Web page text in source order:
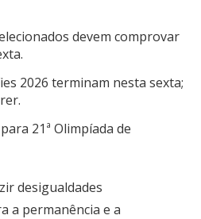
devem comprovar
2026 terminam nesta sexta;
21ª Olimpíada de
desigualdades
a permanência e a